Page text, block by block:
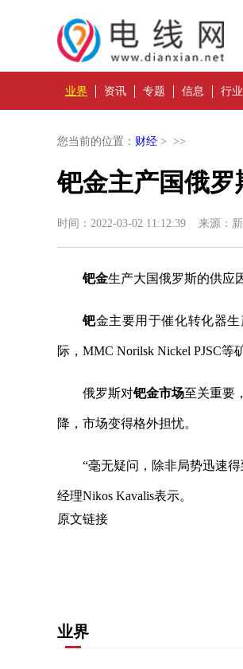
业界 资讯 专题 信息 行业
您当前的位置： 财经 > >>
钯金主产国俄
时间：2022-03-02 11:12:39 来源：
钯金生产大国俄罗斯的供应
钯金主要用于催化转化器
际，MMC Norilsk Nickel PJSC等
俄罗斯对钯金市场至关重要
降，市场变得格外担忧。
“毫无疑问，除非局势迅速
经理Nikos Kavalis表示。
原文链接
业界